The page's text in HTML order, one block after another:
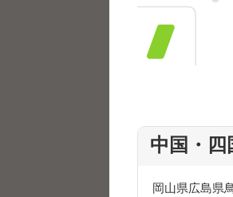
中国・四
岡山県広島県
週5日
主に接客
ここではお